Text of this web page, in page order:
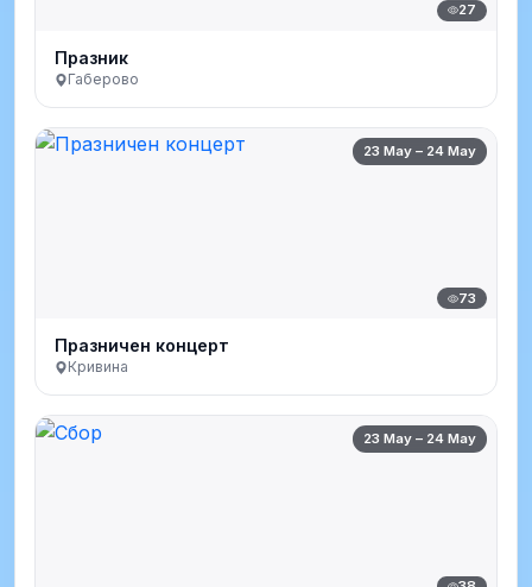
27
Празник
Габерово
23 May – 24 May
73
Празничен концерт
Кривина
23 May – 24 May